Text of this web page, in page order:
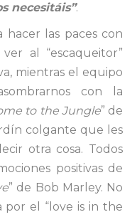
necesitáis”.
las paces con
al “escaqueitor”
mientras el equipo
con la
to the Jungle” de
colgante que les
otra cosa. Todos
positivas de
” de Bob Marley. No
por el “love is in the